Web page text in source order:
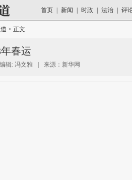
首页 新闻 时政 法治 评
> 正文
春运
辑: 冯文雅 来源： 新华网